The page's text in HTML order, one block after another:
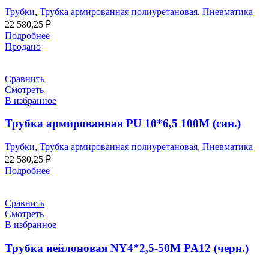
Трубки, Трубка армированная полиуретановая, Пневматика
22 580,25 ₽
Подробнее
Продано
Сравнить
Смотреть
В избранное
Трубка армированная PU 10*6,5 100M (син.)
Трубки, Трубка армированная полиуретановая, Пневматика
22 580,25 ₽
Подробнее
Сравнить
Смотреть
В избранное
Трубка нейлоновая NY4*2,5-50M PA12 (черн.)